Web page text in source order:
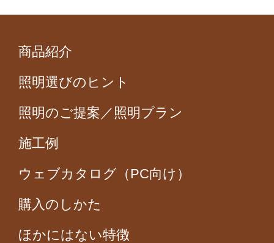
商品紹介
照明選びのヒント
照明のご提案／照明プラン
施工例
ウェブカタログ（PC向け）
購入のしかた
ほかにはない特徴